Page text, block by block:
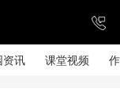
资讯 课堂视频